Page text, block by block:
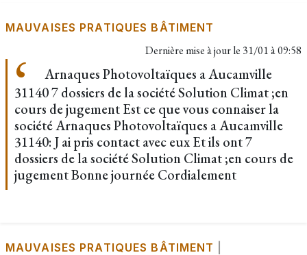
MAUVAISES PRATIQUES BÂTIMENT
Dernière mise à jour le 31/01 à 09:58
Arnaques Photovoltaïques a Aucamville
31140 7 dossiers de la société Solution Climat ;en
cours de jugement Est ce que vous connaiser la
société Arnaques Photovoltaïques a Aucamville
31140: J ai pris contact avec eux Et ils ont 7
dossiers de la société Solution Climat ;en cours de
jugement Bonne journée Cordialement
MAUVAISES PRATIQUES BÂTIMENT